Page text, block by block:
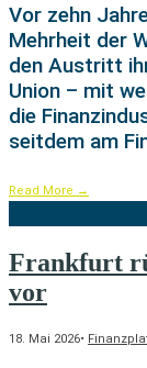
Vor zehn
Mehrheit der
den Austritt
Union – mit
die
seitdem am
Read More →
Frankfurt
vor
18. Mai 2026•